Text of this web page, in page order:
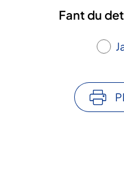
Fant du